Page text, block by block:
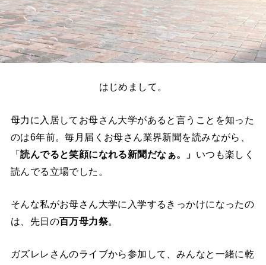
はじめまして。
母力に入居してお母さん大学があると言うことを知った
のは6年前。毎月届くお母さん業界新聞を読みながら、
「読んでると笑顔になれる新聞だなぁ。」 いつも楽しく
読んでる立場でした。
そんな私がお母さん大学に入学するきっかけになったの
は、先日の百万母力祭。
ガズレレさんのライブから参加して、みんなと一緒に乾